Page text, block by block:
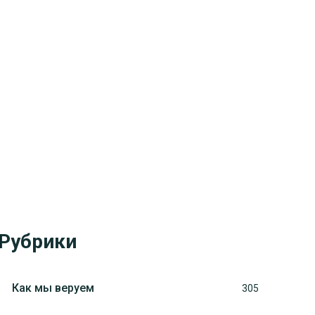
Рубрики
Как мы веруем 305